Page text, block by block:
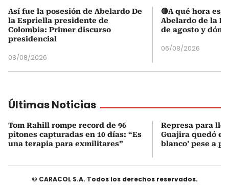
Así fue la posesión de Abelardo De
la Espriella presidente de
Colombia: Primer discurso
presidencial
08/08/2026
🔴A qué hora es
Abelardo de la
de agosto y
06/08/2026
Últimas Noticias
Tom Rahill rompe record de 96
pitones capturadas en 10 días: “Es
una terapia para exmilitares”
Represa para
Guajira quedó en
blanco’ pese a
© CARACOL S.A. Todos los derechos reservados.